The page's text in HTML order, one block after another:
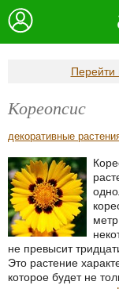
Перейти
Кореопсис
декоративные
не превысит
Это растение
которое будет не